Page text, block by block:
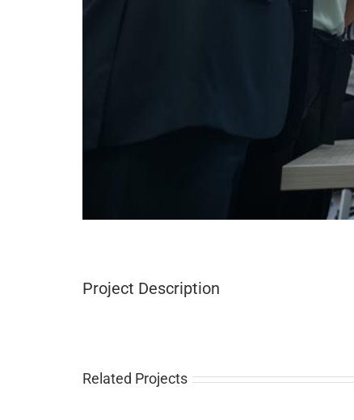
Project Description
Related Projects